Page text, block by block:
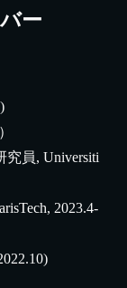
ー
)
究員, Universiti
, 2023.4-